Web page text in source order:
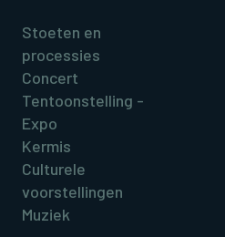
Stoeten en
processies
Concert
Tentoonstelling -
Expo
Kermis
Culturele
voorstellingen
Muziek